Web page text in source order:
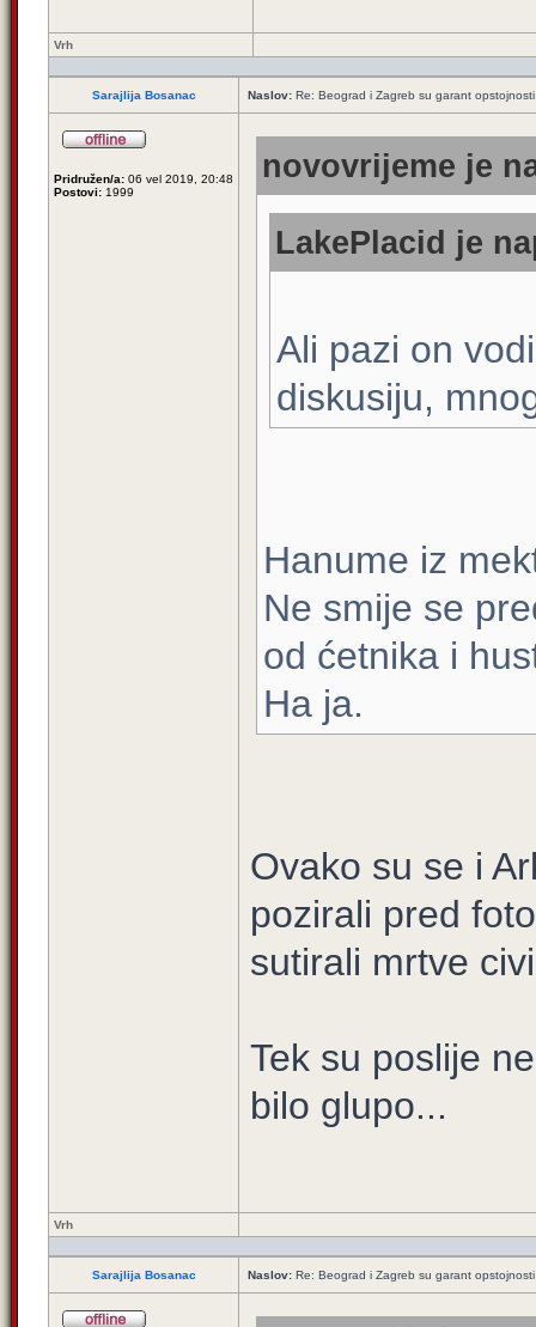
Vrh
Sarajlija Bosanac Naslov: Re: Beograd i Zagreb su garant
Pridružen/a: 06 vel 2019, 20:48
Postovi: 1999
novovrijeme je
LakePlacid je
Ali pazi on
diskusiju,
Hanume iz
Ne smije se
od ćetnika i
Ha ja.
Ovako su se i
pozirali pred
sutirali mrtve
Tek su poslije
bilo glupo...
Vrh
Sarajlija Bosanac Naslov: Re: Beograd i Zagreb su garant